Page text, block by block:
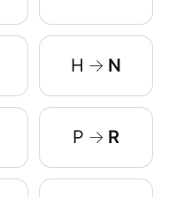
Н → N
Р → R